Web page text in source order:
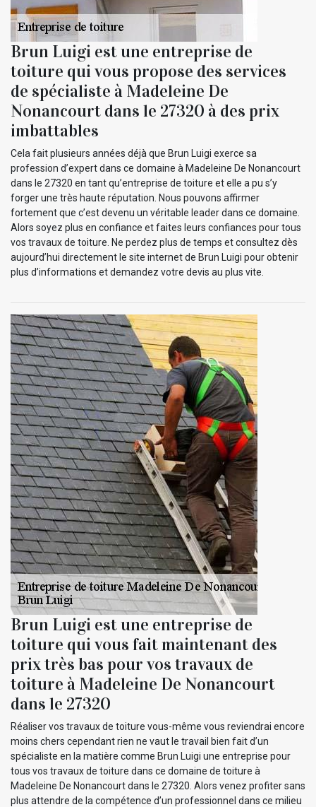
Brun Luigi est une entreprise de
toiture qui vous propose des services
de spécialiste à Madeleine De
Nonancourt dans le 27320 à des prix
imbattables
Cela fait plusieurs années déjà que Brun Luigi exerce sa
profession d’expert dans ce domaine à Madeleine De Nonancourt
dans le 27320 en tant qu’entreprise de toiture et elle a pu s’y
forger une très haute réputation. Nous pouvons affirmer
fortement que c’est devenu un véritable leader dans ce domaine.
Alors soyez plus en confiance et faites leurs confiances pour tous
vos travaux de toiture. Ne perdez plus de temps et consultez dès
aujourd’hui directement le site internet de Brun Luigi pour obtenir
plus d’informations et demandez votre devis au plus vite.
Brun Luigi est une entreprise de
toiture qui vous fait maintenant des
prix très bas pour vos travaux de
toiture à Madeleine De Nonancourt
dans le 27320
Réaliser vos travaux de toiture vous-même vous reviendrai encore
moins chers cependant rien ne vaut le travail bien fait d’un
spécialiste en la matière comme Brun Luigi une entreprise pour
tous vos travaux de toiture dans ce domaine de toiture à
Madeleine De Nonancourt dans le 27320. Alors venez profiter sans
plus attendre de la compétence d’un professionnel dans ce milieu